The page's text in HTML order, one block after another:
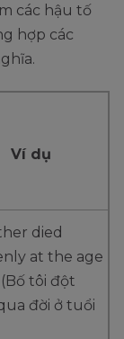
các hậu tố
hợp các
Ví dụ
died
at the age
tôi đột
đời ở tuổi